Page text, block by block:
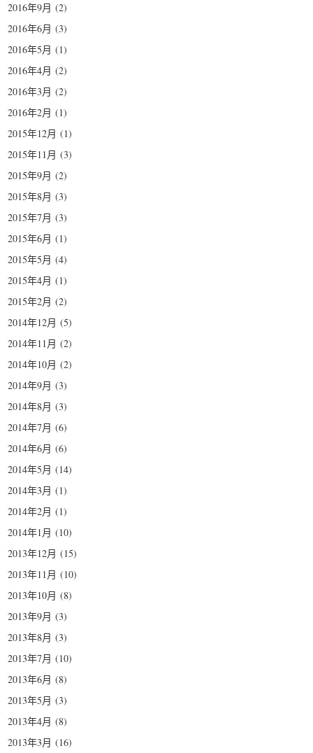
2016年9月 (2)
2016年6月 (3)
2016年5月 (1)
2016年4月 (2)
2016年3月 (2)
2016年2月 (1)
2015年12月 (1)
2015年11月 (3)
2015年9月 (2)
2015年8月 (3)
2015年7月 (3)
2015年6月 (1)
2015年5月 (4)
2015年4月 (1)
2015年2月 (2)
2014年12月 (5)
2014年11月 (2)
2014年10月 (2)
2014年9月 (3)
2014年8月 (3)
2014年7月 (6)
2014年6月 (6)
2014年5月 (14)
2014年3月 (1)
2014年2月 (1)
2014年1月 (10)
2013年12月 (15)
2013年11月 (10)
2013年10月 (8)
2013年9月 (3)
2013年8月 (3)
2013年7月 (10)
2013年6月 (8)
2013年5月 (3)
2013年4月 (8)
2013年3月 (16)